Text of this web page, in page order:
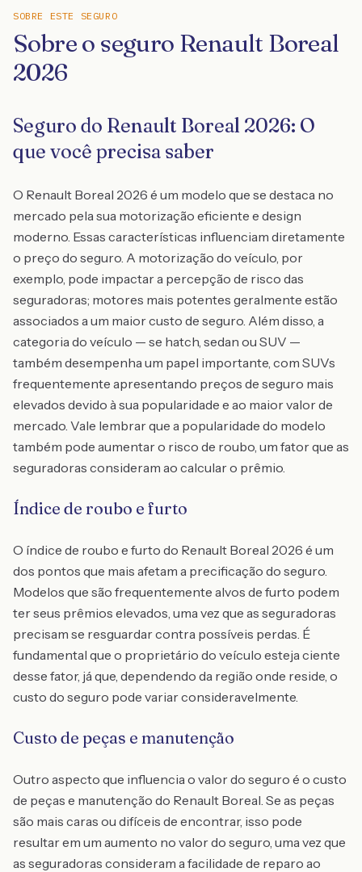
SOBRE ESTE SEGURO
Sobre o seguro Renault Boreal
2026
Seguro do Renault Boreal 2026: O
que você precisa saber
O Renault Boreal 2026 é um modelo que se destaca no
mercado pela sua motorização eficiente e design
moderno. Essas características influenciam diretamente
o preço do seguro. A motorização do veículo, por
exemplo, pode impactar a percepção de risco das
seguradoras; motores mais potentes geralmente estão
associados a um maior custo de seguro. Além disso, a
categoria do veículo — se hatch, sedan ou SUV —
também desempenha um papel importante, com SUVs
frequentemente apresentando preços de seguro mais
elevados devido à sua popularidade e ao maior valor de
mercado. Vale lembrar que a popularidade do modelo
também pode aumentar o risco de roubo, um fator que as
seguradoras consideram ao calcular o prêmio.
Índice de roubo e furto
O índice de roubo e furto do Renault Boreal 2026 é um
dos pontos que mais afetam a precificação do seguro.
Modelos que são frequentemente alvos de furto podem
ter seus prêmios elevados, uma vez que as seguradoras
precisam se resguardar contra possíveis perdas. É
fundamental que o proprietário do veículo esteja ciente
desse fator, já que, dependendo da região onde reside, o
custo do seguro pode variar consideravelmente.
Custo de peças e manutenção
Outro aspecto que influencia o valor do seguro é o custo
de peças e manutenção do Renault Boreal. Se as peças
são mais caras ou difíceis de encontrar, isso pode
resultar em um aumento no valor do seguro, uma vez que
as seguradoras consideram a facilidade de reparo ao